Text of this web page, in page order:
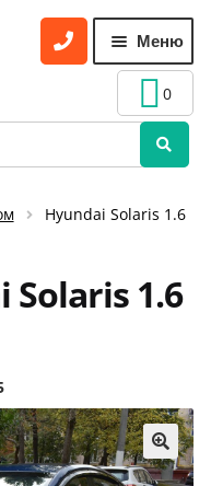
Меню
меню
0
Hyundai Solaris 1.6
1.6
🔍